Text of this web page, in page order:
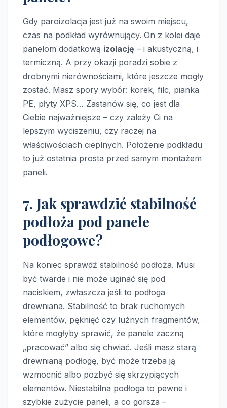
Gdy paroizolacja jest już na swoim miejscu,
czas na podkład wyrównujący. On z kolei daje
panelom dodatkową izolację – i akustyczną, i
termiczną. A przy okazji poradzi sobie z
drobnymi nierównościami, które jeszcze mogły
zostać. Masz spory wybór: korek, filc, pianka
PE, płyty XPS… Zastanów się, co jest dla
Ciebie najważniejsze – czy zależy Ci na
lepszym wyciszeniu, czy raczej na
właściwościach cieplnych. Położenie podkładu
to już ostatnia prosta przed samym montażem
paneli.
7. Jak sprawdzić stabilność
podłoża pod panele
podłogowe?
Na koniec sprawdź stabilność podłoża. Musi
być twarde i nie może uginać się pod
naciskiem, zwłaszcza jeśli to podłoga
drewniana. Stabilność to brak ruchomych
elementów, pęknięć czy luźnych fragmentów,
które mogłyby sprawić, że panele zaczną
„pracować” albo się chwiać. Jeśli masz starą
drewnianą podłogę, być może trzeba ją
wzmocnić albo pozbyć się skrzypiących
elementów. Niestabilna podłoga to pewne i
szybkie zużycie paneli, a co gorsza –